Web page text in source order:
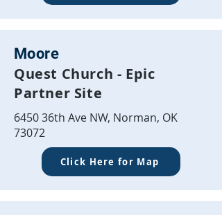
Moore
Quest Church - Epic
Partner Site
6450 36th Ave NW, Norman, OK
73072
Click Here for Map